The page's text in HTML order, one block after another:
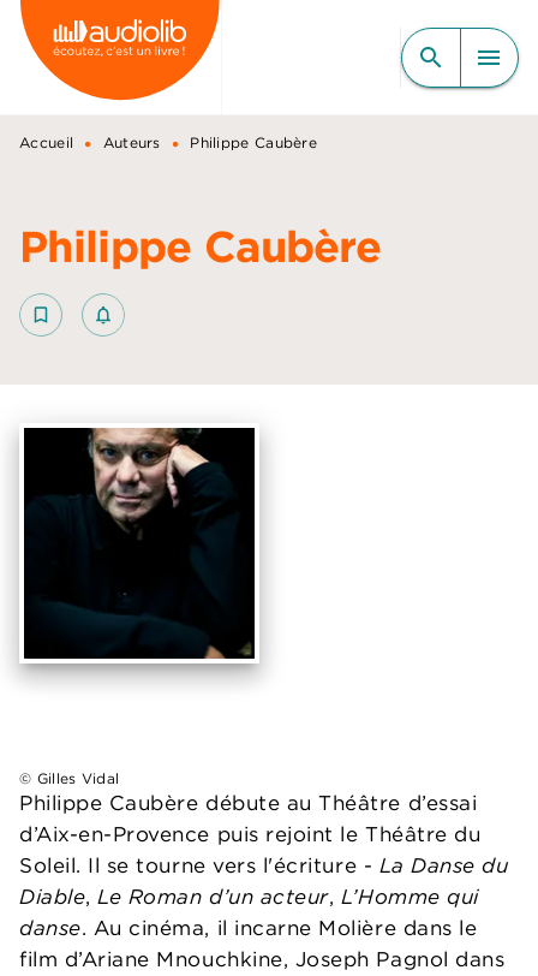
MENU RECHERCHE
CONTENU
PIED DE PAGE
search menu
Accueil • Auteurs • Philippe Caubère
Philippe Caubère
bookmark_border notifications_none_outlined
Philippe Caubère débute au Théâtre d’essai
d’Aix-en-Provence puis rejoint le Théâtre du
Soleil. Il se tourne vers l'écriture - La Danse du
Diable,Le Roman d’un acteur, L’Homme qui
danse. Au cinéma, il incarne Molière dans le
film d’Ariane Mnouchkine, Joseph Pagnol dans
© Gilles Vidal